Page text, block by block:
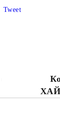
Tweet